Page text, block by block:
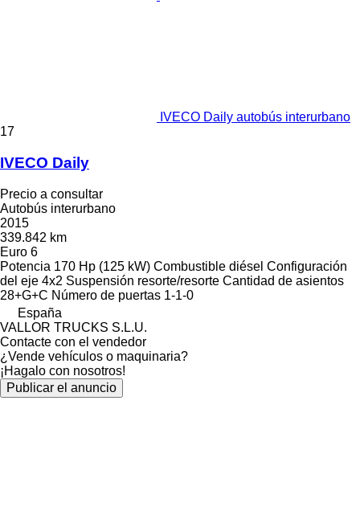
IVECO Daily autobús interurbano
17
IVECO Daily
Precio a consultar
Autobús interurbano
2015
339.842 km
Euro 6
Potencia 170 Hp (125 kW) Combustible diésel Configuración
del eje 4x2 Suspensión resorte/resorte Cantidad de asientos
28+G+C Número de puertas 1-1-0
España
VALLOR TRUCKS S.L.U.
Contacte con el vendedor
¿Vende vehículos o maquinaria?
¡Hagalo con nosotros!
Publicar el anuncio